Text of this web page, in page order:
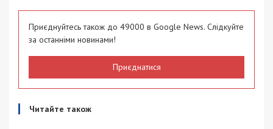
Приєднуйтесь також до 49000 в Google News. Слідкуйте
за останніми новинами!
Приєднатися
Читайте також